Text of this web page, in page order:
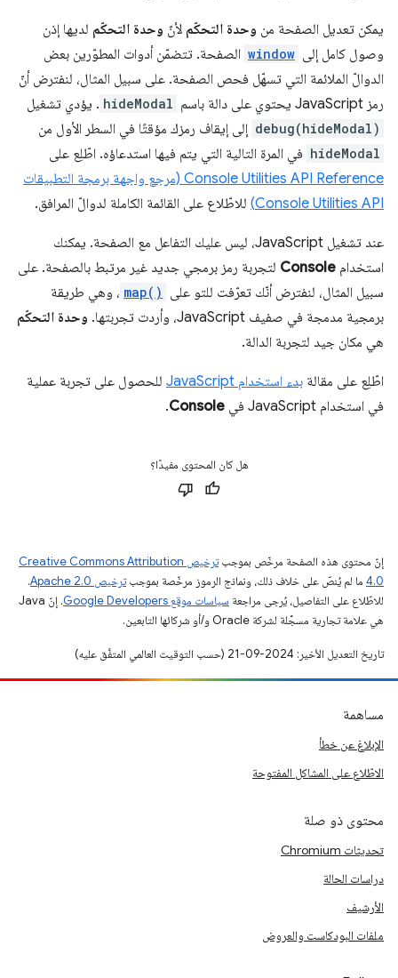
يمكن تعديل الصفحة من وحدة التحكّم لأنّ وحدة التحكّم لديها إذن
وصول كامل إلى window الصفحة. تتضمّن أدوات المطوّرين بعض
الدوالّ الملائمة التي تسهّل فحص الصفحة. على سبيل المثال، لنفترض أنّ
رمز JavaScript يحتوي على دالة باسم
hideModal . يؤدي تشغيل
debug(hideModal) إلى إيقاف رمزك مؤقتًا في السطر الأول من
hideModal في المرة التالية التي يتم فيها استدعاؤه. اطّلِع على
Console Utilities API Reference (مرجع واجهة برمجة التطبيقات
Console Utilities API) للاطّلاع على القائمة الكاملة لدوالّ المرافق.
عند تشغيل JavaScript، ليس عليك التفاعل مع الصفحة. يمكنك
استخدام Console لتجربة رمز برمجي جديد غير مرتبط بالصفحة. على
سبيل المثال، لنفترض أنّك تعرّفت للتو على map() ، وهي طريقة
برمجية مدمجة في صفيف JavaScript، وأردت تجربتها.
وحدة التحكّم
هي مكان جيد لتجربة الدالة.
اطّلِع على مقالة بدء استخدام JavaScript
للحصول على تجربة عملية
في استخدام JavaScript في
Console
.
هل كان المحتوى مفيدًا؟
إنّ محتوى هذه الصفحة مرخّص بموجب
ترخيص Creative Commons Attribution
4.0‏ ما لم يُنصّ على خلاف ذلك، ونماذج الرموز مرخّصة بموجبترخيص Apache 2.0‏
.
للاطّلاع على التفاصيل، يُرجى مراجعة سياسات موقع Google Developers‏
. إنّ Java
هي علامة تجارية مسجَّلة لشركة Oracle و/أو شركائها التابعين.
تاريخ التعديل الأخير: 2024-09-21 (حسب التوقيت العالمي المتفَّق عليه)
مساهمة
الإبلاغ عن خطأ
الاطّلاع على المشاكل المفتوحة
محتوى ذو صلة
تحديثات Chromium
دراسات الحالة
الأرشيف
ملفات البودكاست والعروض